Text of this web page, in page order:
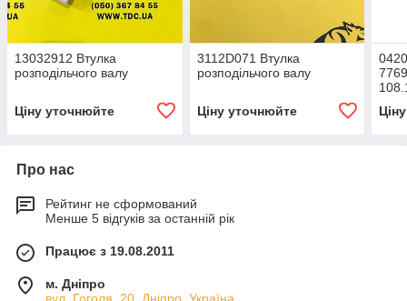
13032912 Втулка
розподільчого валу
Ціну уточнюйте
3112D071 Втулка
розподільчого валу
Ціну уточнюйте
Про нас
Рейтинг не сформований
Менше 5 відгуків за останній рік
Працює з 19.08.2011
м. Дніпро